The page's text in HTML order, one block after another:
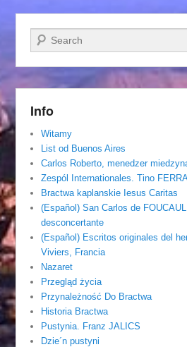
Szukaj
Info
Witamy
List od Buenos Aires
Carlos Roberto, menedzer
Zespól Internationales. Tino
Bractwa kaplanskie Iesus Caritas
(Español) San Carlos de
desconcertante
(Español) Escritos originales del
Viviers, Francia
Nazaret
Przegląd życia
Przynależność Do Bractwa
Historia Bractwa
Pustynia. Franz JALICS
Dzie´n pustyni